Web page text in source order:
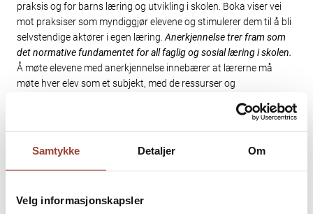
Samtykke Detaljer Om
Velg informasjonskapsler
praksis og for barns læring og utvikling i skolen. Boka viser vei
mot praksiser som myndiggjør elevene og stimulerer dem til å bli
selvstendige aktører i egen læring. Anerkjennelse trer fram som
det normative fundamentet for all faglig og sosial læring i skolen.
Å møte elevene med anerkjennelse innebærer at lærerne må
møte hver elev som et subjekt, med de ressurser og
undervisningen deretter. Dette er ikke luftig teori. Tvert imot har
jeg, med omfattende referanser til forskning og pedagogisk teori,
vist at de tre anerkjennelsesformene «Kjærlighet», «Respekt» og
«Sosial verdsetting» tilbyr en fruktbar forståelses-ramme for
anerkjennelse har en intervenerende funksjon som leder elever